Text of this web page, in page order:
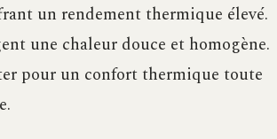
un rendement thermique élevé.
une chaleur douce et homogène.
pour un confort thermique toute